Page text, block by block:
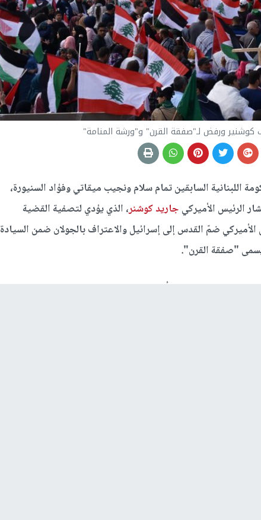
كوشنير ورفض لـ"صفقة القرن" و"ورشة المنامة"
اللبنانية السابقين تمام سلام ونجيب ميقاتي وفؤاد السنيورة،
الرئيس الأميركي جاريد كوشنر، الذي يؤدي لتصفية القضية
الأميركي ضمّ القدس إلى إسرائيل والاعتراف بالجولان ضمن السيادة
يسمى "صفقة القرن".
عنه بيان شدد على أن القضية الفلسطينية ما تزال هي القضية